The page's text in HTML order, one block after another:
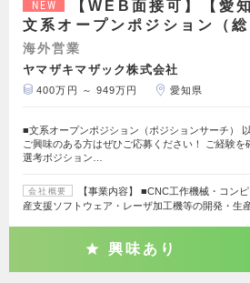
NEW
【WEB面接可】【愛
文系オープンポジション（総
海外営業
ヤマザキマザック株式会社
400万円 ～ 949万円 愛知県
■文系オープンポジション（ポジションサーチ）
ご興味のある方はぜひご応募ください！ ご経験を
選考ポジション…
会社概要
【事業内容】 ■CNC工作機械・コン
産支援ソフトウェア・レーザ加工機等の開発・生
興味あり